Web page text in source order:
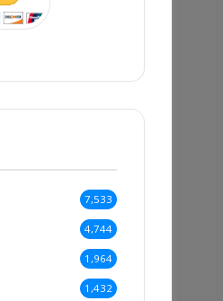
7,533
4,744
1,964
1,432